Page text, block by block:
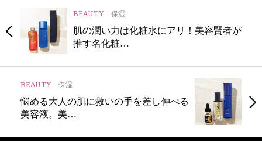
BEAUTY 保湿
肌の潤い力は化粧水にアリ！美容賢者が
推す名化粧…
BEAUTY 保湿
悩める大人の肌に救いの手を差し伸べる
美容液。美…